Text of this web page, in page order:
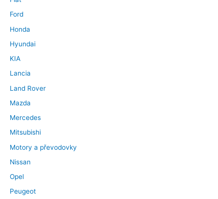
Ford
Honda
Hyundai
KIA
Lancia
Land Rover
Mazda
Mercedes
Mitsubishi
Motory a převodovky
Nissan
Opel
Peugeot